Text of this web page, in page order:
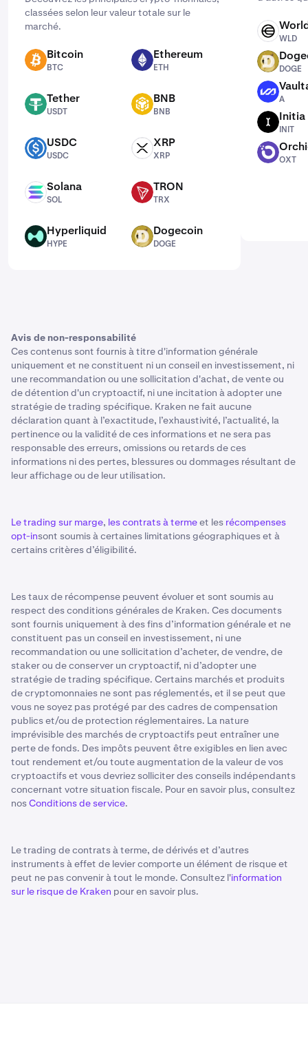
classées selon leur valeur totale sur le
marché.
BTC Bitcoin
BTC
ETH Ethereum
ETH
USDT Tether
USDT
BNB BNB
BNB
USDC USDC
USDC
XRP XRP
XRP
SOL Solana
SOL
TRX TRON
TRX
HYPE Hyperliquid
HYPE
DOGE Dogecoin
DOGE
WLD
WLD
DOGE
DOGE
A
A
Initia
INIT
OXT
OXT
Avis de non-responsabilité
Ces contenus sont fournis à titre d'information générale
uniquement et ne constituent ni un conseil en investissement, ni
une recommandation ou une sollicitation d'achat, de vente ou
de détention d'un cryptoactif, ni une incitation à adopter une
stratégie de trading spécifique. Kraken ne fait aucune
déclaration quant à l’exactitude, l’exhaustivité, l’actualité, la
pertinence ou la validité de ces informations et ne sera pas
responsable des erreurs, omissions ou retards de ces
informations ni des pertes, blessures ou dommages résultant de
leur affichage ou de leur utilisation.
Le trading sur marge, les contrats à termeet les récompenses
opt-insont soumis à certaines limitations géographiques et à
certains critères d’éligibilité.
Les taux de récompense peuvent évoluer et sont soumis au
respect des conditions générales de Kraken. Ces documents
sont fournis uniquement à des fins d’information générale et ne
constituent pas un conseil en investissement, ni une
recommandation ou une sollicitation d’acheter, de vendre, de
staker ou de conserver un cryptoactif, ni d’adopter une
stratégie de trading spécifique. Certains marchés et produits
de cryptomonnaies ne sont pas réglementés, et il se peut que
vous ne soyez pas protégé par des cadres de compensation
publics et/ou de protection réglementaires. La nature
imprévisible des marchés de cryptoactifs peut entraîner une
perte de fonds. Des impôts peuvent être exigibles en lien avec
tout rendement et/ou toute augmentation de la valeur de vos
cryptoactifs et vous devriez solliciter des conseils indépendants
concernant votre situation fiscale. Pour en savoir plus, consultez
nosConditions de service.
Le trading de contrats à terme, de dérivés et d’autres
instruments à effet de levier comporte un élément de risque et
peut ne pas convenir à tout le monde. Consultez l'information
sur le risque de Kraken pour en savoir plus.